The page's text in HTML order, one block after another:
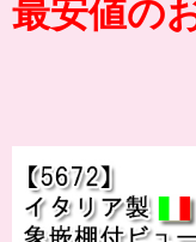
最安値の